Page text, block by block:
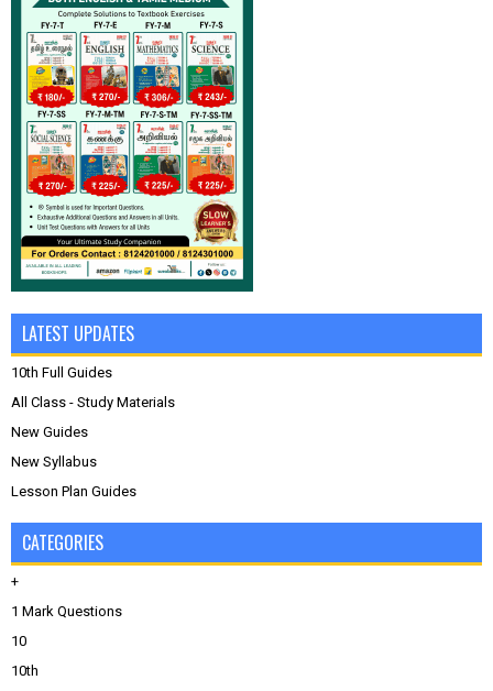
LATEST UPDATES
10th Full Guides
All Class - Study Materials
New Guides
New Syllabus
Lesson Plan Guides
CATEGORIES
+
1 Mark Questions
10
10th